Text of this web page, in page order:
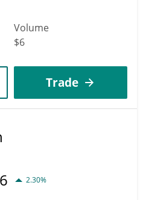
Volume
$6
Trade
2.30%